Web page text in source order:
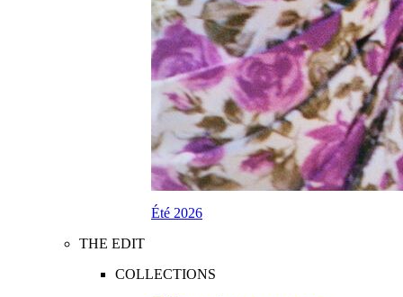
Été 2026
THE EDIT
COLLECTIONS